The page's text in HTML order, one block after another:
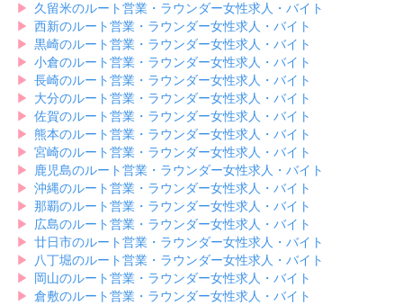
▶︎ 久留米のルート営業・ラウンダー女性求人・バイト
▶︎ 西新のルート営業・ラウンダー女性求人・バイト
▶︎ 黒崎のルート営業・ラウンダー女性求人・バイト
▶︎ 小倉のルート営業・ラウンダー女性求人・バイト
▶︎ 長崎のルート営業・ラウンダー女性求人・バイト
▶︎ 大分のルート営業・ラウンダー女性求人・バイト
▶︎ 佐賀のルート営業・ラウンダー女性求人・バイト
▶︎ 熊本のルート営業・ラウンダー女性求人・バイト
▶︎ 宮崎のルート営業・ラウンダー女性求人・バイト
▶︎ 鹿児島のルート営業・ラウンダー女性求人・バイト
▶︎ 沖縄のルート営業・ラウンダー女性求人・バイト
▶︎ 那覇のルート営業・ラウンダー女性求人・バイト
▶︎ 広島のルート営業・ラウンダー女性求人・バイト
▶︎ 廿日市のルート営業・ラウンダー女性求人・バイト
▶︎ 八丁堀のルート営業・ラウンダー女性求人・バイト
▶︎ 岡山のルート営業・ラウンダー女性求人・バイト
▶︎ 倉敷のルート営業・ラウンダー女性求人・バイト